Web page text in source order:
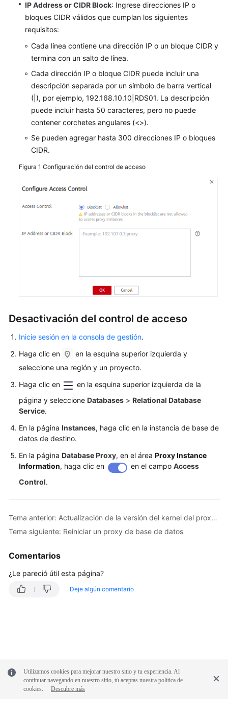
Ciclo
de
vida
de
la
Modificaciones
de
instancia
Réplicas
de
de
DR
datos
Plantillas
de
parámetro
Gestión
de
conexiones
Proxy
base
de
datos
lectura/escritura)
Introducción
separación
de
de
base
IP Address or CIDR Block: Ingrese direcciones IP o
bloques CIDR válidos que cumplan los siguientes
requisitos:
Cada línea contiene una dirección IP o un bloque CIDR y
termina con un salto de línea.
Cada dirección IP o bloque CIDR puede incluir una
descripción separada por un símbolo de barra vertical
(|), por ejemplo, 192.168.10.10|RDS01. La descripción
puede incluir hasta 50 caracteres, pero no puede
contener corchetes angulares (<>).
Se pueden agregar hasta 300 direcciones IP o bloques
CIDR.
Figura 1 Configuración del control de acceso
Desactivación del control de acceso
Inicie sesión en la consola de gestión.
Haga clic en
en la esquina superior izquierda y
seleccione una región y un proyecto.
Haga clic en
en la esquina superior izquierda de la
página y seleccione Databases > Relational Database
Service.
En la página Instances, haga clic en la instancia de base de
datos de destino.
En la página Database Proxy, en el área Proxy Instance
Information, haga clic en en el campo Access
Control.
Tema anterior: Actualización de la versión del kernel del proxy de base de datos
Tema siguiente: Reiniciar un proxy de base de datos
Comentarios
¿Le pareció útil esta página?
Deje algún comentario
Utilizamos cookies para mejorar nuestro sitio y tu experiencia. Al
continuar navegando en nuestro sitio, tú aceptas nuestra política de
cookies.
Descubre más